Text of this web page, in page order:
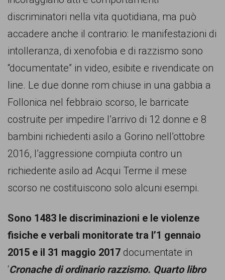
persone,
associazioni
movimenti
che
battono
per
pari
opportunità
discriminatori nella vita quotidiana, ma può
accadere anche il contrario: le manifestazioni di
intolleranza, di xenofobia e di razzismo sono
“documentate” in video, esibite e rivendicate on
line. Le due donne rom chiuse in una gabbia a
Follonica nel febbraio scorso, le barricate
costruite per impedire l’arrivo di 12 donne e 8
bambini richiedenti asilo a Gorino nell’ottobre
2016, l’aggressione compiuta contro un
richiedente asilo ad Acqui Terme il mese
scorso ne costituiscono solo alcuni esempi.
Sono 1483 le discriminazioni e le violenze
fisiche e verbali monitorate tra l’1 gennaio
2015 e il 31 maggio 2017 documentate in
‘Cronache di ordinario razzismo. Quarto libro